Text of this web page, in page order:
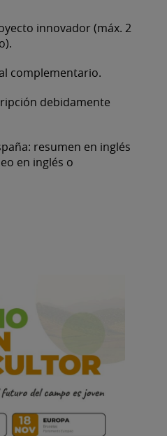
innovador (máx. 2
complementario.
debidamente
resumen en inglés
en inglés o